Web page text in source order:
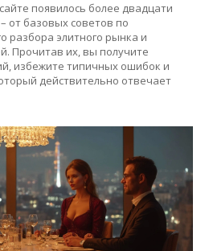
появилось более двадцати
от базовых советов по
разбора элитного рынка и
Прочитав их, вы получите
избежите типичных ошибок и
действительно отвечает